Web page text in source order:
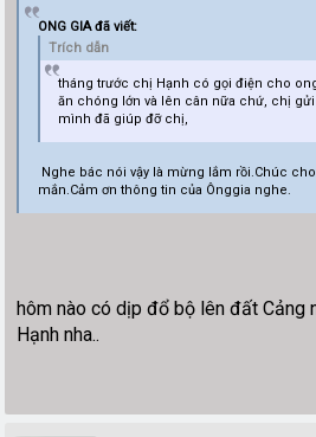
ONG GIA đã viết:
Trích dẫn
tháng trước chị Hạnh có gọi điện cho
ăn chóng lớn và lên cân nữa chứ, chị
mình đã giúp đỡ chị,
Nghe bác nói vậy là mừng lắm rồi.Chúc
mắn.Cảm ơn thông tin của Ônggia nghe.
hôm nào có dịp đổ bộ lên đất Cảng
Hạnh nha..